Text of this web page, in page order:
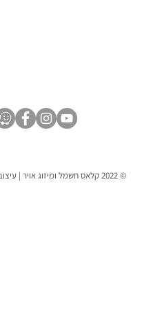
© 2022 קלאס חשמל ומיזוג אויר | עיצוב: